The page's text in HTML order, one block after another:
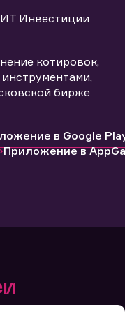
Инвестиции
котировок,
бирже
в Google
Приложение в